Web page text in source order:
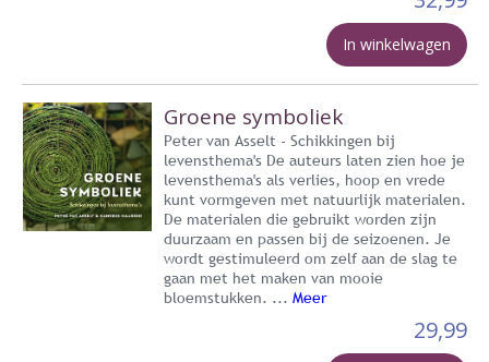
In winkelwagen
Groene symboliek
Peter van Asselt - Schikkingen bij
levensthema's De auteurs laten zien hoe je
levensthema's als verlies, hoop en vrede
kunt vormgeven met natuurlijk materialen.
De materialen die gebruikt worden zijn
duurzaam en passen bij de seizoenen. Je
wordt gestimuleerd om zelf aan de slag te
gaan met het maken van mooie
bloemstukken. ... Meer
29,99